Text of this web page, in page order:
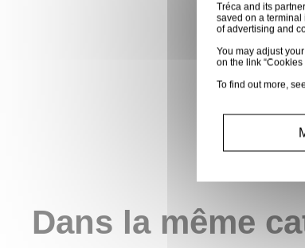
Dans la même
Tréca and its
saved on a terminal
of advertising and
You may adjust
on the link
To find out more,